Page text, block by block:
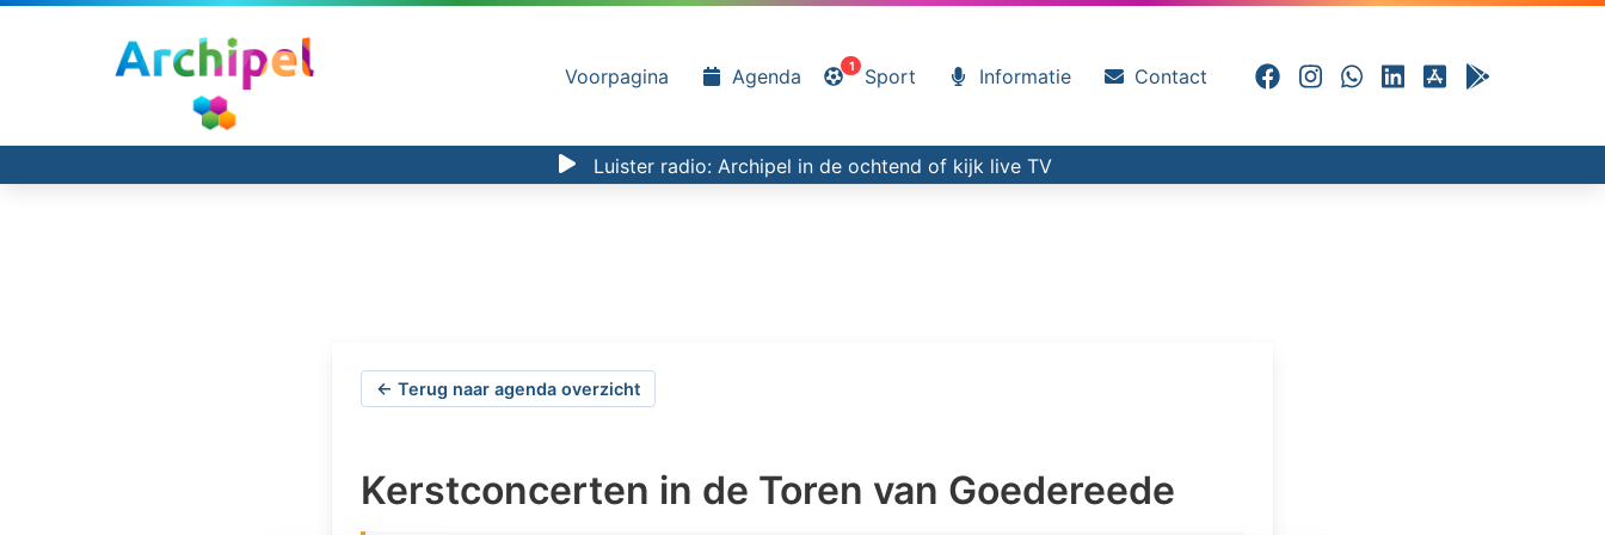
Voorpagina Agenda 1 Sport Informatie Contact
Luister radio: Archipel in de ochtend of kijk live TV
← Terug naar agenda overzicht
Kerstconcerten in de Toren van Goedereede